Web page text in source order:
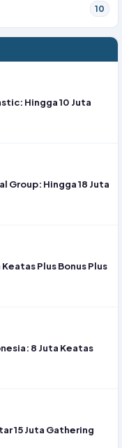
10
Hingga 10 Juta
Group: Hingga 18 Juta
Plus Bonus Plus
8 Juta Keatas
15 Juta Gathering